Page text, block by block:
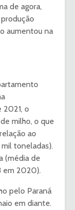
de agora,
aumentou na
2021, o
milho, o que
ao
toneladas).
(média de
em 2020).
pelo Paraná
em diante.